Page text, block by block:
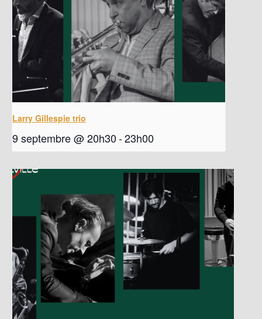
Larry Gillespie trio
9 septembre @ 20h30-23h00